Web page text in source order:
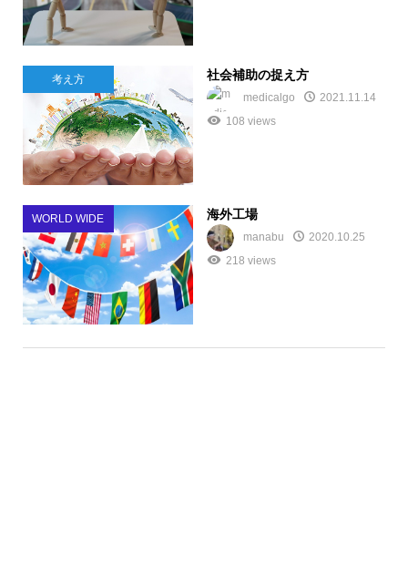
考え方 社会補助の捉え方
medicalgo
2021.11.14
108 views
WORLD WIDE 海外工場
manabu
2020.10.25
218 views